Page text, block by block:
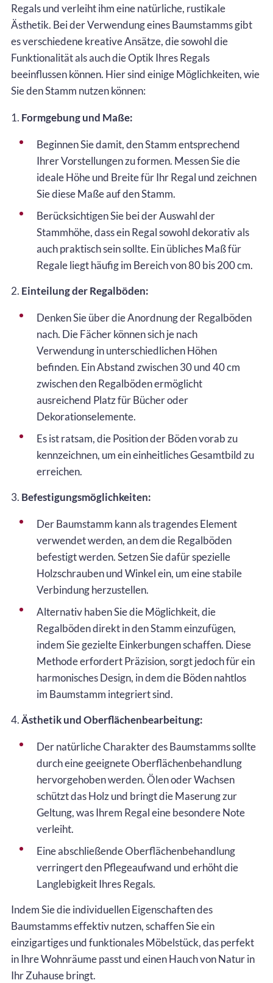
Regals und verleiht ihm eine natürliche, rustikale
Ästhetik. Bei der Verwendung eines Baumstamms gibt
es verschiedene kreative Ansätze, die sowohl die
Funktionalität als auch die Optik Ihres Regals
beeinflussen können. Hier sind einige Möglichkeiten, wie
Sie den Stamm nutzen können:
1. Formgebung und Maße:
Beginnen Sie damit, den Stamm entsprechend
Ihrer Vorstellungen zu formen. Messen Sie die
ideale Höhe und Breite für Ihr Regal und zeichnen
Sie diese Maße auf den Stamm.
Berücksichtigen Sie bei der Auswahl der
Stammhöhe, dass ein Regal sowohl dekorativ als
auch praktisch sein sollte. Ein übliches Maß für
Regale liegt häufig im Bereich von 80 bis 200 cm.
2. Einteilung der Regalböden:
Denken Sie über die Anordnung der Regalböden
nach. Die Fächer können sich je nach
Verwendung in unterschiedlichen Höhen
befinden. Ein Abstand zwischen 30 und 40 cm
zwischen den Regalböden ermöglicht
ausreichend Platz für Bücher oder
Dekorationselemente.
Es ist ratsam, die Position der Böden vorab zu
kennzeichnen, um ein einheitliches Gesamtbild zu
erreichen.
3. Befestigungsmöglichkeiten:
Der Baumstamm kann als tragendes Element
verwendet werden, an dem die Regalböden
befestigt werden. Setzen Sie dafür spezielle
Holzschrauben und Winkel ein, um eine stabile
Verbindung herzustellen.
Alternativ haben Sie die Möglichkeit, die
Regalböden direkt in den Stamm einzufügen,
indem Sie gezielte Einkerbungen schaffen. Diese
Methode erfordert Präzision, sorgt jedoch für ein
harmonisches Design, in dem die Böden nahtlos
im Baumstamm integriert sind.
4.Ästhetik und Oberflächenbearbeitung:
Der natürliche Charakter des Baumstamms sollte
durch eine geeignete Oberflächenbehandlung
hervorgehoben werden. Ölen oder Wachsen
schützt das Holz und bringt die Maserung zur
Geltung, was Ihrem Regal eine besondere Note
verleiht.
Eine abschließende Oberflächenbehandlung
verringert den Pflegeaufwand und erhöht die
Langlebigkeit Ihres Regals.
Indem Sie die individuellen Eigenschaften des
Baumstamms effektiv nutzen, schaffen Sie ein
einzigartiges und funktionales Möbelstück, das perfekt
in Ihre Wohnräume passt und einen Hauch von Natur in
Ihr Zuhause bringt.